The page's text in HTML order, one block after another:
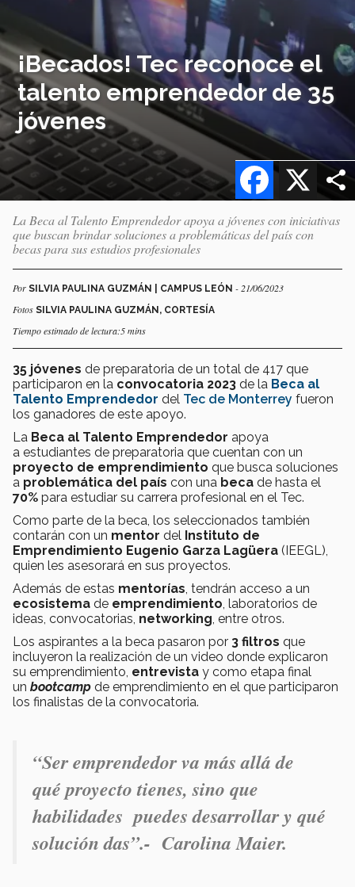
¡Becados! Tec reconoce el
talento emprendedor de 35
jóvenes
X
Facebook
La Beca al Talento Emprendedor apoya a jóvenes con iniciativas
que buscan brindar soluciones a problemáticas del país con
becas para sus estudios profesionales
Por SILVIA PAULINA GUZMÁN | CAMPUS LEÓN - 21/06/2023
Fotos SILVIA PAULINA GUZMÁN, CORTESÍA
Tiempo estimado de lectura:5 mins
35 jóvenes de preparatoria de un total de 417 que
participaron en la convocatoria 2023 de la Beca al
Talento Emprendedor del Tec de Monterrey fueron
los ganadores de este apoyo.
La Beca al Talento Emprendedor apoya
a estudiantes de preparatoria que cuentan con un
proyecto de emprendimiento que busca soluciones
a problemática del país con una beca de hasta el
70% para estudiar su carrera profesional en el Tec.
Como parte de la beca, los seleccionados también
contarán con un mentor del Instituto de
Emprendimiento Eugenio Garza Lagüera (IEEGL),
quien les asesorará en sus proyectos.
Además de estas mentorías , tendrán acceso a un
ecosistema de emprendimiento , laboratorios de
ideas, convocatorias, networking , entre otros.
Los aspirantes a la beca pasaron por 3 filtros que
incluyeron la realización de un video donde explicaron
su emprendimiento, entrevista y como etapa final
un bootcamp de emprendimiento en el que participaron
los finalistas de la convocatoria.
“Ser emprendedor va más allá de
qué proyecto tienes, sino que
habilidades puedes desarrollar y qué
solución das”.- Carolina Maier.